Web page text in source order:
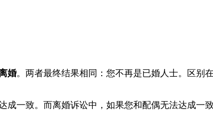
婚。两者最终结果相同：您不再是已婚人士。区别
成一致。而离婚诉讼中，如果您和配偶无法达成一